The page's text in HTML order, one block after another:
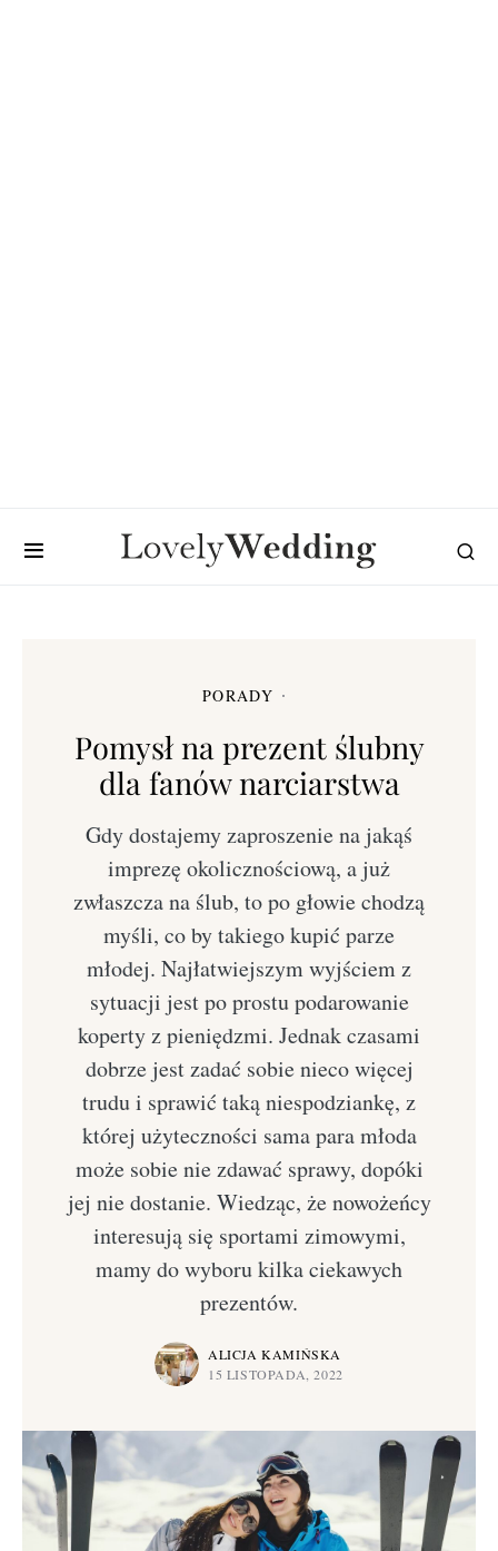
PORADY
Pomysł na prezent ślubny
dla fanów narciarstwa
Gdy dostajemy zaproszenie na jakąś
imprezę okolicznościową, a już
zwłaszcza na ślub, to po głowie chodzą
myśli, co by takiego kupić parze
młodej. Najłatwiejszym wyjściem z
sytuacji jest po prostu podarowanie
koperty z pieniędzmi. Jednak czasami
dobrze jest zadać sobie nieco więcej
trudu i sprawić taką niespodziankę, z
której użyteczności sama para młoda
może sobie nie zdawać sprawy, dopóki
jej nie dostanie. Wiedząc, że nowożeńcy
interesują się sportami zimowymi,
mamy do wyboru kilka ciekawych
prezentów.
ALICJA KAMIŃSKA
15 LISTOPADA, 2022